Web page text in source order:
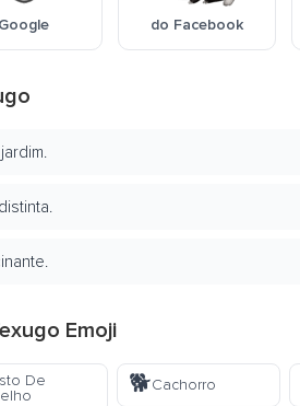
Google do Facebook
Emoji
De
🐕Cachorro